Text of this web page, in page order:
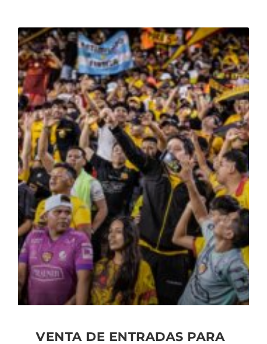
VENTA DE ENTRADAS PARA